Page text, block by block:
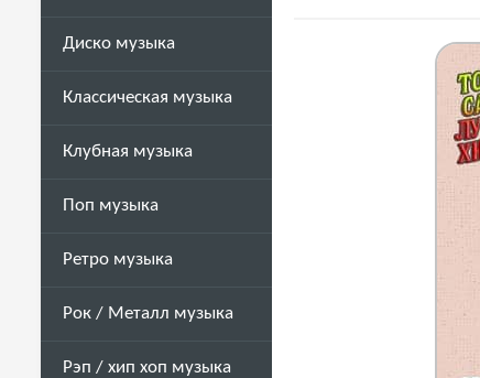
Диско музыка
Классическая музыка
Клубная музыка
Поп музыка
Ретро музыка
Рок / Металл музыка
Рэп / хип хоп музыка